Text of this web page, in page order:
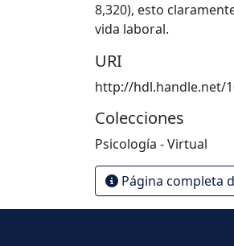
8,320), esto
vida laboral.
URI
http://hdl.handle.net/
Colecciones
Psicología - Virtual
Página completa